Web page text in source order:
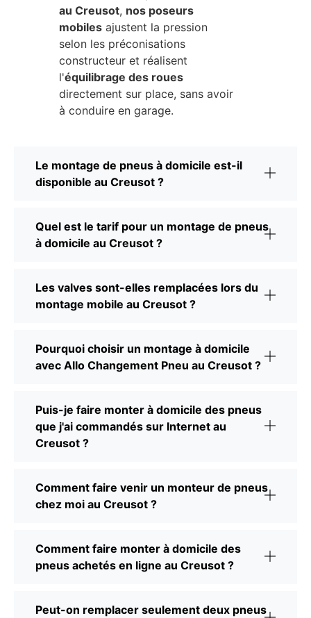
au Creusot, nos poseurs
mobiles ajustent la pression
selon les préconisations
constructeur et réalisent
l'équilibrage des roues
directement sur place, sans avoir
à conduire en garage.
Le montage de pneus à domicile est-il
disponible au Creusot ?
Quel est le tarif pour un montage de pneus
à domicile au Creusot ?
Les valves sont-elles remplacées lors du
montage mobile au Creusot ?
Pourquoi choisir un montage à domicile
avec Allo Changement Pneu au Creusot ?
Puis-je faire monter à domicile des pneus
que j'ai commandés sur Internet au
Creusot ?
Comment faire venir un monteur de pneus
chez moi au Creusot ?
Comment faire monter à domicile des
pneus achetés en ligne au Creusot ?
Peut-on remplacer seulement deux pneus